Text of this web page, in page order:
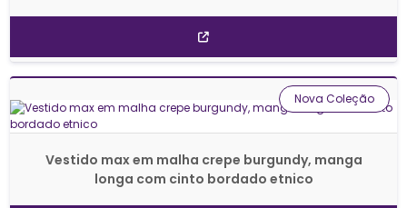
Vestido max em malha crepe burgundy, manga
longa com cinto bordado etnico
Nova Coleção